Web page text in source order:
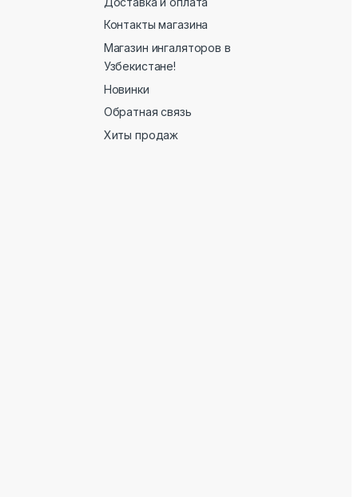
Контакты магазина
Магазин ингаляторов в
Узбекистане!
Новинки
Обратная связь
Хиты продаж